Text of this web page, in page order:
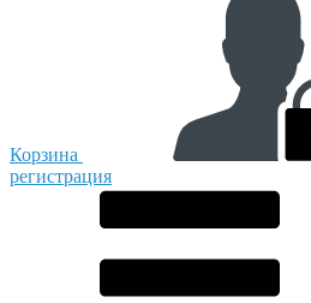
Корзина
регистрация